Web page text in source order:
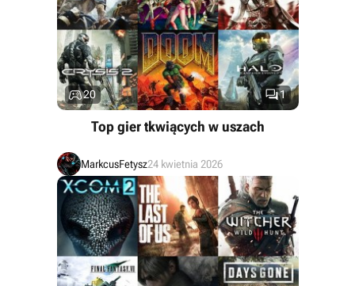
1
20
Top gier tkwiących w uszach
MarkcusFetysz24 kwietnia 2026